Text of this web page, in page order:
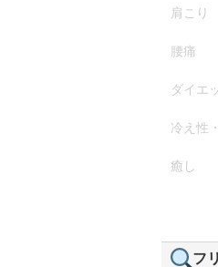
肩こり
腰痛
ダイエ
冷え性
癒し
フ